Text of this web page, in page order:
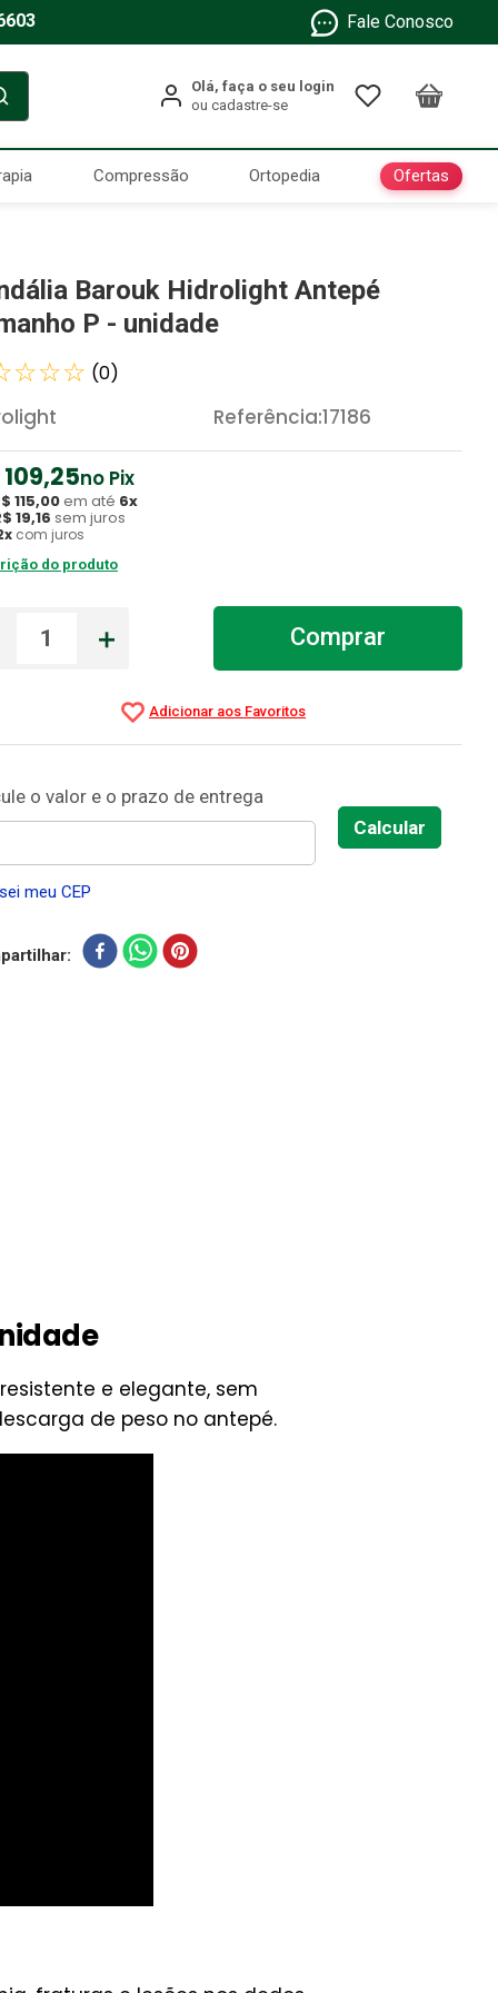
Fale Conosco
Compressão Ortopedia Ofertas
Barouk Hidrolight Antepé
P - unidade
☆☆☆ (0)
Referência:17186
109,25no Pix
115,00em até 6x
19,16 sem juros
x com juros
do produto
＋ Comprar
meu CEP
e elegante, sem
de peso no antepé.